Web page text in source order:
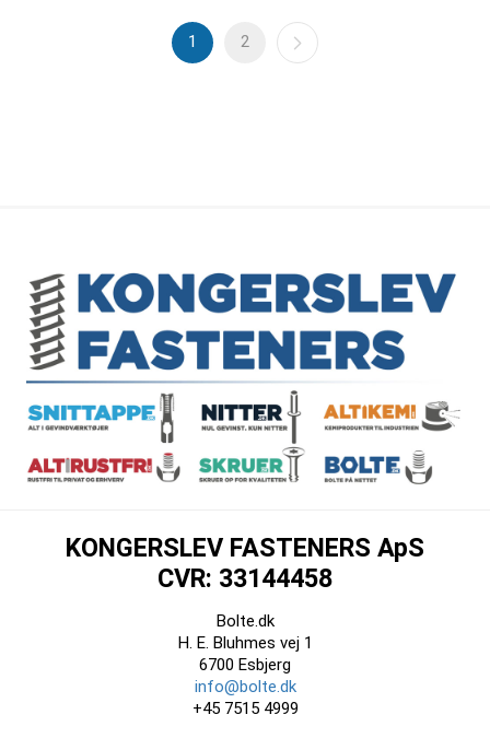
1 2
KONGERSLEV FASTENERS ApS
CVR: 33144458
Bolte.dk
H. E. Bluhmes vej 1
6700 Esbjerg
info@bolte.dk
+45 7515 4999